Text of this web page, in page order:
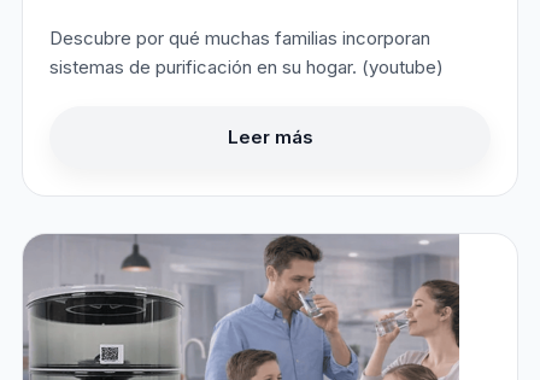
Descubre por qué muchas familias incorporan
sistemas de purificación en su hogar. (youtube)
Leer más